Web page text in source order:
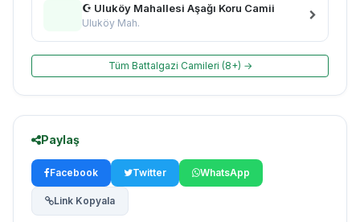
☪ Uluköy Mahallesi Aşağı Koru Camii
Uluköy Mah.
Tüm Battalgazi Camileri (8+) →
Paylaş
Facebook Twitter WhatsApp
Link Kopyala